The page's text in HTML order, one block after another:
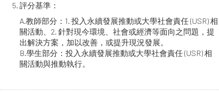
評分基準：
A.教師部分：1. 投入永續發展推動或大學社會責任 (USR) 相
關活動、2. 針對現今環境、社會或經濟等面向之問題，提
出解決方案，加以改善，或提升現況發展。
B.學生部分：投入永續發展推動或大學社會責任 (USR) 相
關活動與推動執行。